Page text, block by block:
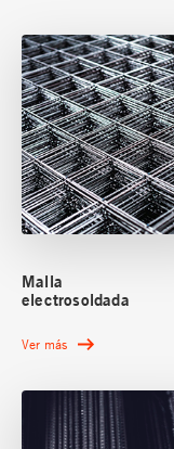
Malla
electrosoldada
Ver más